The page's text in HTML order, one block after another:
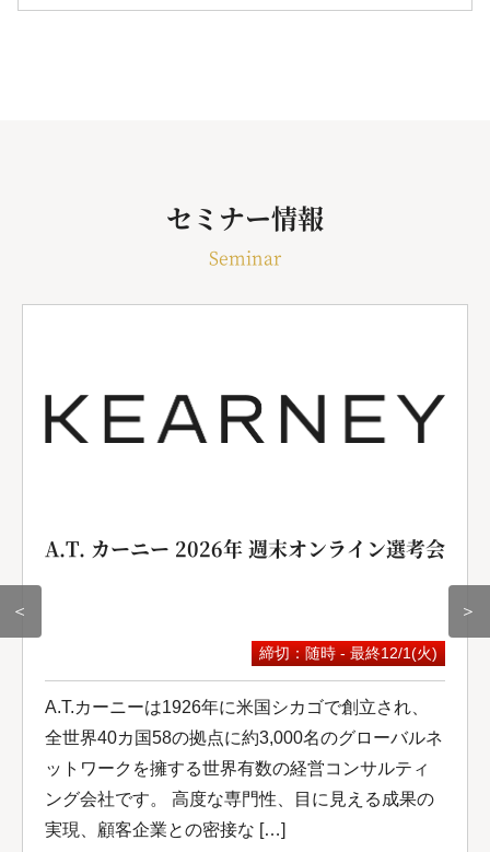
セミナー情報
Seminar
＜
A.T. カーニー 2026年 週末オンライン選考会
締切：随時 - 最終12/1(火)
A.T.カーニーは1926年に米国シカゴで創立され、
全世界40カ国58の拠点に約3,000名のグローバルネ
ットワークを擁する世界有数の経営コンサルティ
ング会社です。 高度な専門性、目に見える成果の
実現、顧客企業との密接な […]
＞